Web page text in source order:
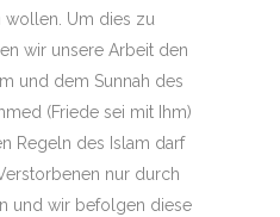
wollen. Um dies zu
wir unsere Arbeit den
und dem Sunnah des
(Friede sei mit Ihm)
Regeln des Islam darf
nur durch
und wir befolgen diese